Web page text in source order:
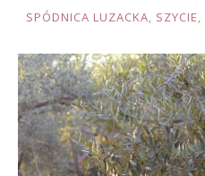
JOULE
SPÓDNICA LUZACKA, SZYCIE,